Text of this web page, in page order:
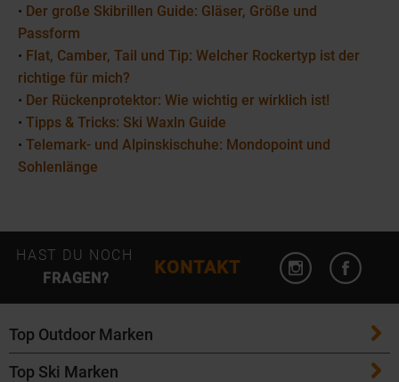
• Der große Skibrillen Guide: Gläser, Größe und
Passform
• Flat, Camber, Tail und Tip: Welcher Rockertyp ist der
richtige für mich?
• Der Rückenprotektor: Wie wichtig er wirklich ist!
• Tipps & Tricks: Ski Waxln Guide
• Telemark- und Alpinskischuhe: Mondopoint und
Sohlenlänge
HAST DU NOCH
FRAGEN?
KONTAKT
Instagram
Top Outdoor Marken
Patagonia
Top Ski Marken